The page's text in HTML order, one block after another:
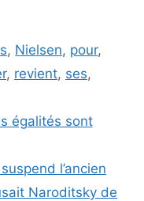
, Nielsen, pour,
, revient, ses,
égalités sont
l’ancien
Naroditsky de